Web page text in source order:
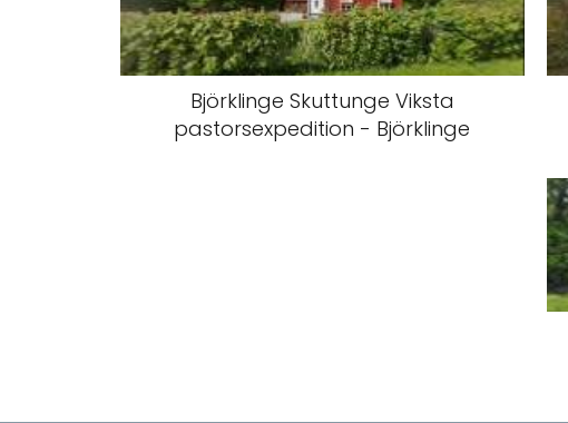
Björklinge Skuttunge Viksta
pastorsexpedition - Björklinge